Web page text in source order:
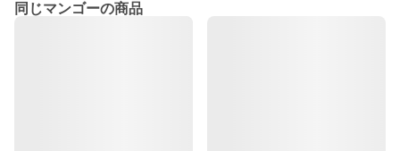
同じマンゴーの商品